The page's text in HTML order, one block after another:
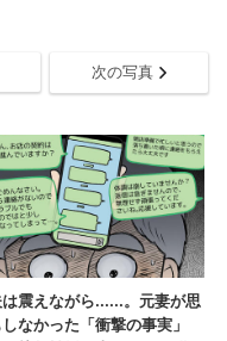
次の写真